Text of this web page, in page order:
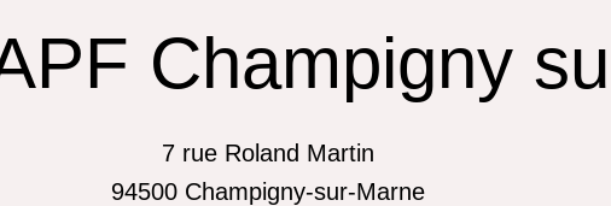
Champigny
7 rue Roland Martin
94500 Champigny-sur-Marne